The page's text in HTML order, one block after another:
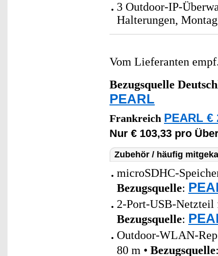
3 Outdoor-IP-
Halterungen,
Vom Lieferanten
Bezugsquelle
PEARL
Frankreich PEARL €
Nur € 103,33 pro
Zubehör / häufig
microSDHC-
Bezugsquelle:
2-Port-USB-Netzteil
Bezugsquelle:
Outdoor-WLAN-
80 m • Bezugsquelle